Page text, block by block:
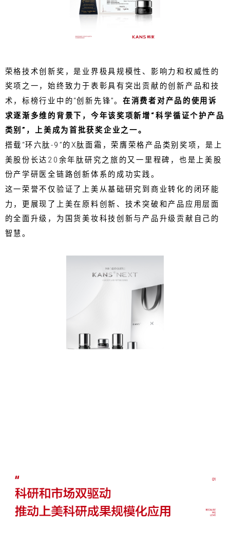
荣格技术创新奖，是业界极具规模性、影响力和权威性的
奖项之一，始终致力于表彰具有突出贡献的创新产品和技
术，标榜行业中的“创新先锋”。 在消费者对产品的使用诉
求逐渐多维的背景下，今年该奖项新增“科学循证个护产品
类别”，上美成为首批获奖企业之一。
搭载“环六肽-9”的X肽面霜，荣膺荣格产品类别奖项，是上
美股份长达20余年肽研究之旅的又一里程碑，也是上美股
份产学研医全链路创新体系的成功实践。
这一荣誉不仅验证了上美从基础研究到商业转化的闭环能
力，更展现了上美在原料创新、技术突破和产品应用层面
的全面升级，为国货美妆科技创新与产品升级贡献自己的
智慧。